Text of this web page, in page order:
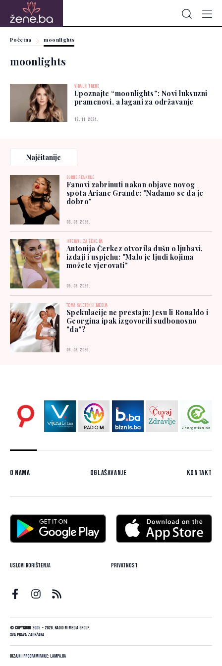
Početna moonlights
moonlights
VIRALNI TREND
Upoznajte “moonlights”: Novi luksuzni
pramenovi, a lagani za održavanje
12. 11. 2024.
Najčitanije
BURNE REAKCIJE
Fanovi zabrinuti nakon objave novog
spota Ariane Grande: "Nadamo se da je
dobro"
03. 08. 2026.
INTERVJU ZA ŽENE.BA
Antonija Čerkez otvorila dušu o ljubavi,
izdaji i uspjehu: "Malo je ljudi kojima
možete vjerovati"
05. 08. 2026.
TEMA SVJETSKIH MEDIJA
Spekulacije ne prestaju: Jesu li Ronaldo i
Georgina ipak izgovorili sudbonosno
"da"?
03. 08. 2026.
O nama Oglašavanje Kontakt
Uslovi korištenja Privatnost
© Copyright 2005. - 2026. Radio M Media Group.
Sva prava zadržana.
Dizajn i programiranje:Lampa.ba